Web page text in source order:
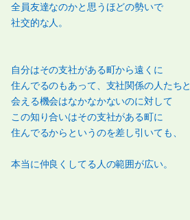
全員友達なのかと思うほどの勢いで
社交的な人。
自分はその支社がある町から遠くに
住んでるのもあって、支社関係の人たちと
会える機会はなかなかないのに対して
この知り合いはその支社がある町に
住んでるからというのを差し引いても、
本当に仲良くしてる人の範囲が広い。